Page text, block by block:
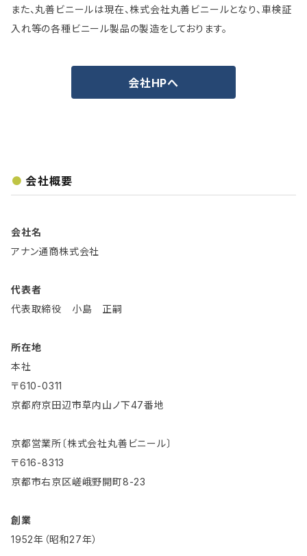
また、丸善ビニールは現在、株式会社丸善ビニールとなり、車検証
入れ等の各種ビニール製品の製造をしております。
会社HPへ
会社概要
会社名
アナン通商株式会社
代表者
代表取締役 小島 正嗣
所在地
本社
〒610-0311
京都府京田辺市草内山ノ下47番地
京都営業所〔株式会社丸善ビニール〕
〒616-8313
京都市右京区嵯峨野開町8-23
創業
1952年（昭和27年）